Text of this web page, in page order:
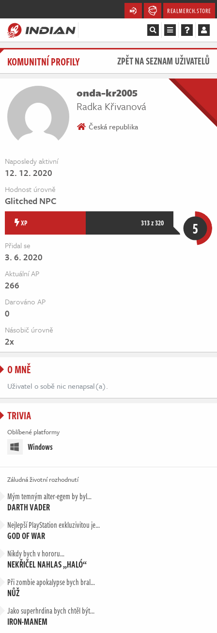
REALMERCH.STORE
Magazín
Videa
Soutěže
Komunita
Redakce
Živě
KOMUNITNÍ PROFILY ZPĚT NA SEZNAM UŽIVATELŮ
onda-kr2005
Radka Křivanová
Česká republika
Naposledy aktivní
12. 12. 2020
Hodnost úrovně
Glitched NPC
XP 313 z 320 5
Přidal se
3. 6. 2020
Aktuální AP
266
Darováno AP
0
Násobič úrovně
2x
O MNĚ
Uživatel o sobě nic nenapsal(a).
TRIVIA
Oblíbené platformy
Windows
Záludná životní rozhodnutí
Mým temným alter-egem by byl…
DARTH VADER
Nejlepší PlayStation exkluzivitou je...
GOD OF WAR
Nikdy bych v hororu…
NEKŘIČEL NAHLAS „HALÓ“
Při zombie apokalypse bych bral…
NŮŽ
Jako superhrdina bych chtěl být...
IRON-MANEM